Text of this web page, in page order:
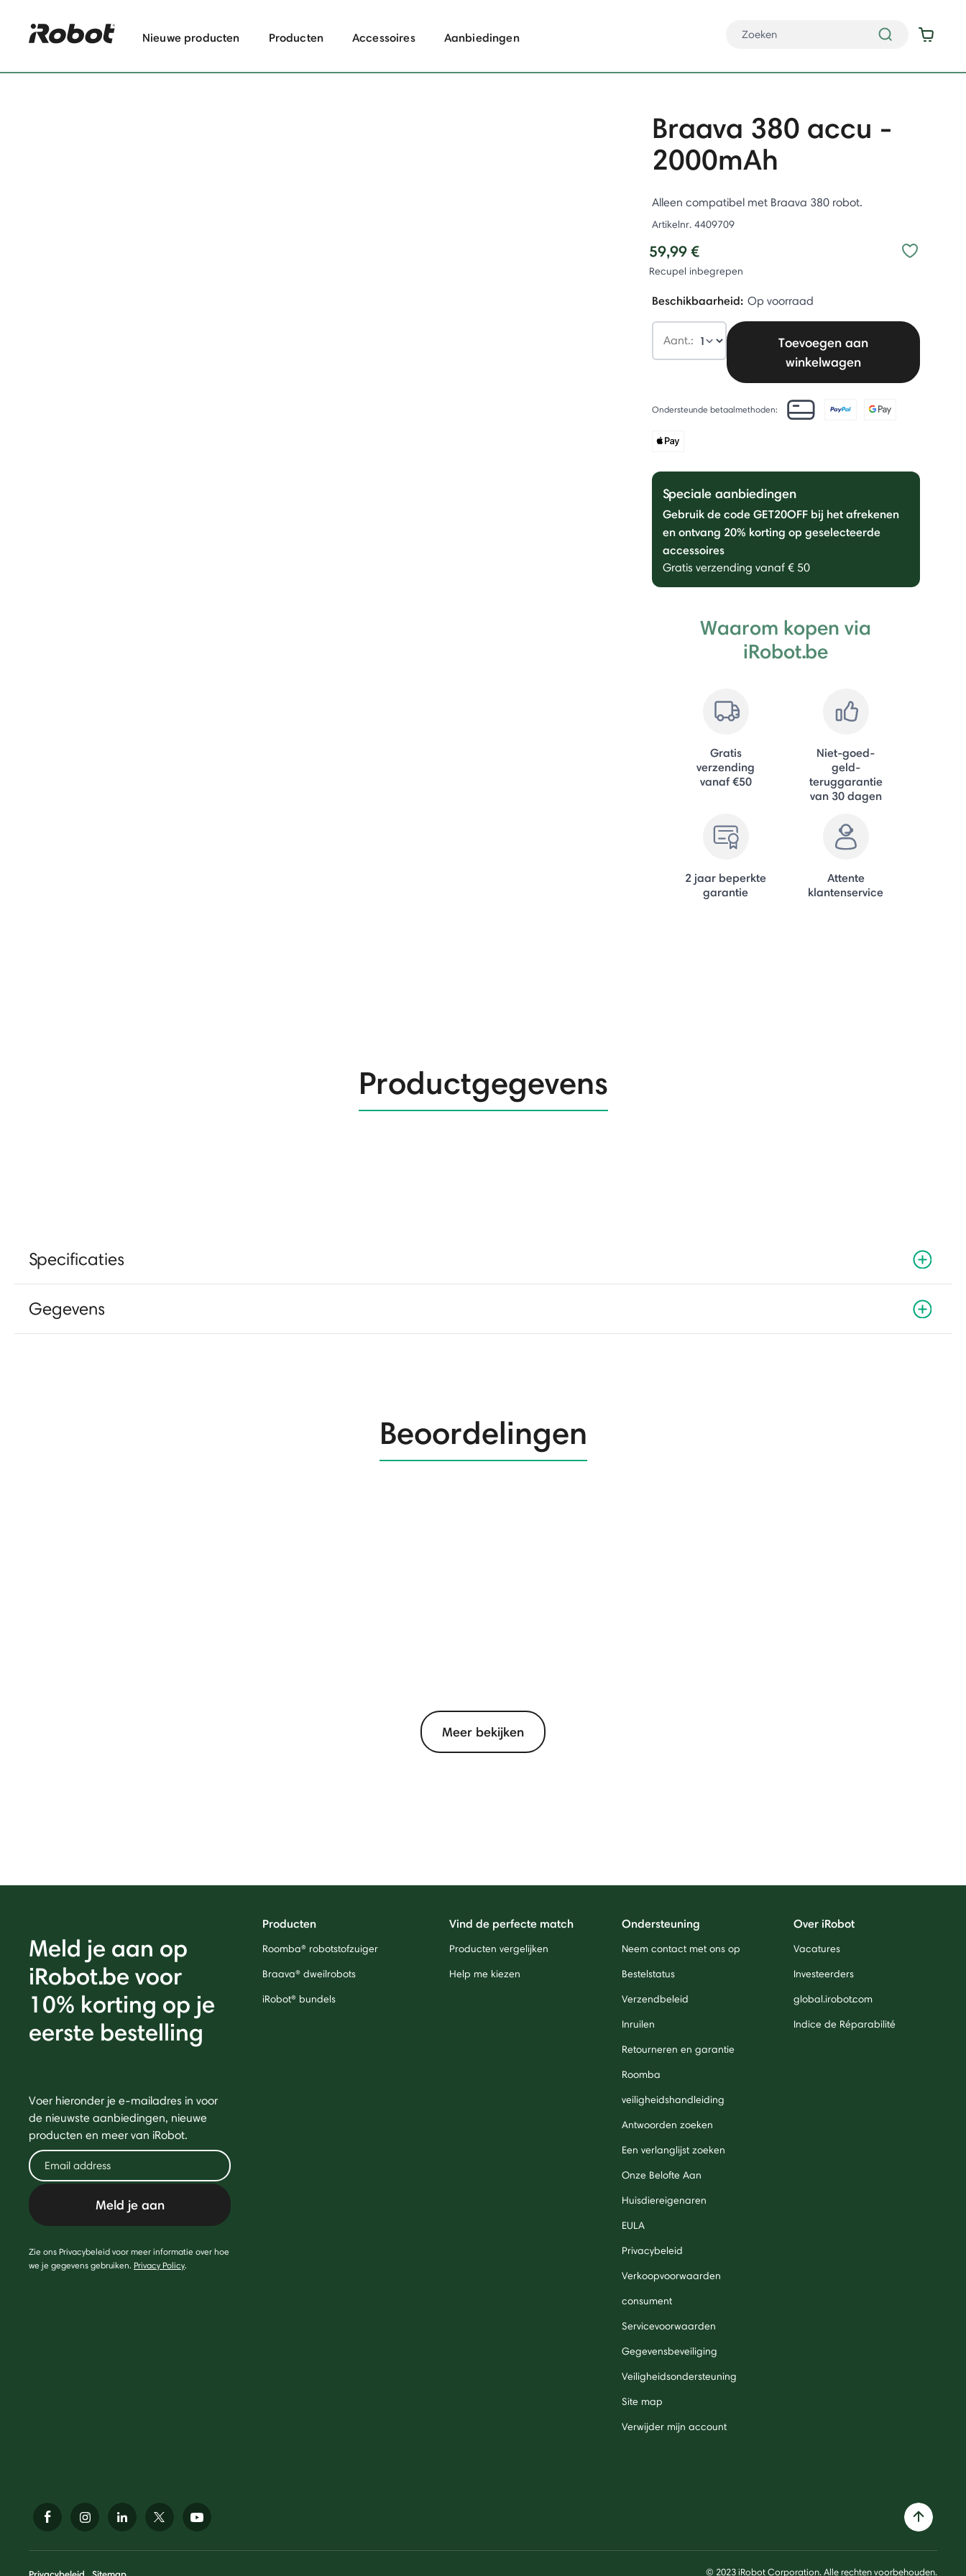
Nieuwe producten Producten Accessoires Aanbiedingen
Braava 380 accu -
2000mAh
Alleen compatibel met Braava 380 robot.
Artikelnr. 4409709
59,99 €
Recupel inbegrepen
Beschikbaarheid: Op voorraad
Aant.:
Toevoegen aan
winkelwagen
Ondersteunde betaalmethoden:
Speciale aanbiedingen
Gebruik de code GET20OFF bij het afrekenen
en ontvang 20% ​​korting op geselecteerde
accessoires
Gratis verzending vanaf € 50
Waarom kopen via
iRobot.be
Gratis
verzending
vanaf €50
Niet-goed-
geld-
teruggarantie
van 30 dagen
2 jaar beperkte
garantie
Attente
klantenservice
Productgegevens
Specificaties
Gegevens
Beoordelingen
Meer bekijken
Meld je aan op
iRobot.be voor
10% korting op je
eerste bestelling
Voer hieronder je e-mailadres in voor
de nieuwste aanbiedingen, nieuwe
producten en meer van iRobot.
Meld je aan
Zie ons Privacybeleid voor meer informatie over hoe
we je gegevens gebruiken. Privacy Policy.
Producten
Roomba® robotstofzuiger
Braava® dweilrobots
iRobot® bundels
Vind de perfecte match
Producten vergelijken
Help me kiezen
Ondersteuning
Neem contact met ons op
Bestelstatus
Verzendbeleid
Inruilen
Retourneren en garantie
Roomba
veiligheidshandleiding
Antwoorden zoeken
Een verlanglijst zoeken
Onze Belofte Aan
Huisdiereigenaren
EULA
Privacybeleid
Verkoopvoorwaarden
consument
Servicevoorwaarden
Gegevensbeveiliging
Veiligheidsondersteuning
Site map
Verwijder mijn account
Over iRobot
Vacatures
Investeerders
global.irobot.com
Indice de Réparabilité
Privacybeleid Sitemap © 2023 iRobot Corporation. Alle rechten voorbehouden.